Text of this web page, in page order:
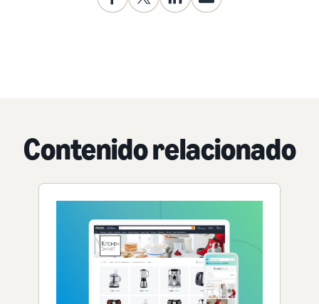
Contenido relacionado